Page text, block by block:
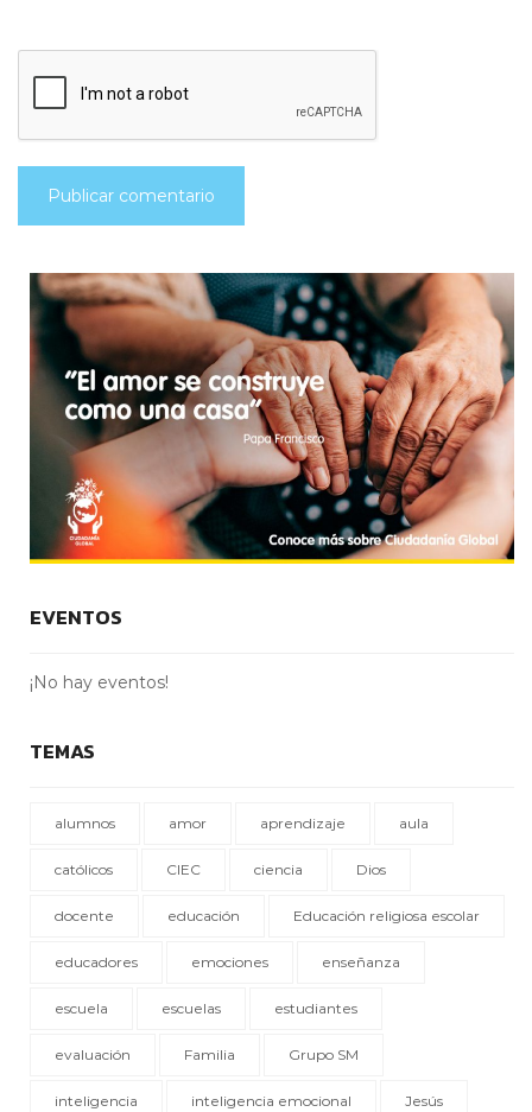
EVENTOS
¡No hay eventos!
TEMAS
alumnos amor aprendizaje aula
católicos CIEC ciencia Dios
docente educación Educación religiosa escolar
educadores emociones enseñanza
escuela escuelas estudiantes
evaluación Familia Grupo SM
inteligencia inteligencia emocional Jesús